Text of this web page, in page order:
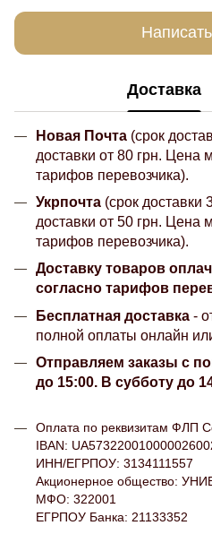
Доставка
Новая Почта (срок
доставки от 80 грн. Цена
тарифов перевозчика).
Укрпочта (срок доставки
доставки от 50 грн. Цена
тарифов перевозчика).
Доставку товаров
согласно тарифов
Бесплатная доставка -
полной оплаты онлайн
Отправляем заказы с
до 15:00. В субботу до
Оплата по реквизитам ФЛП
IBAN:
ИНН/ЕГРПОУ: 3134111557
Акционерное общество:
МФО: 322001
ЕГРПОУ Банка: 21133352